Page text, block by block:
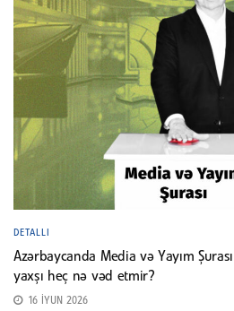
DETALLI
Azərbaycanda Media və Yayım
yaxşı heç nə vəd etmir?
16 İYUN 2026